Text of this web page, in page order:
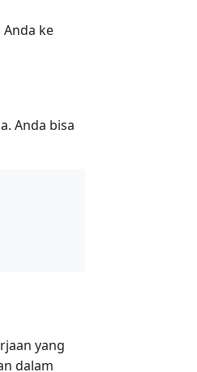
Anda ke
Anda bisa
yang
dalam